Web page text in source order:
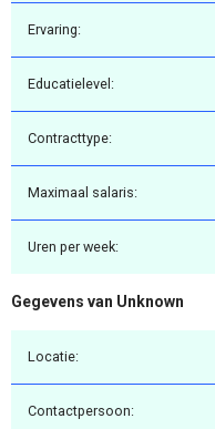
Ervaring:
Educatielevel:
Contracttype:
Maximaal salaris:
Uren per week:
Gegevens van Unknown
Locatie:
Contactpersoon: